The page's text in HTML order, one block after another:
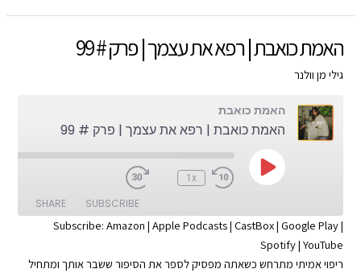
|
כואבת
|
100
האמת כואבת | רפא את עצמך | פרק # 99
גילי מן וולנר
האמת כואבת
האמת כואבת | רפא את עצמך | פרק # 99
Play
Episode
1x
SUBSCRIBE
SHARE
AmazonSHARE
Subscribe: Amazon | Apple Podcasts| CastBox| Google Play|
Spotify| YouTube
ריפוי אמיתי מתרחש כשאתה מפסיק לספר את הסיפור ששבר אותך ומתחיל